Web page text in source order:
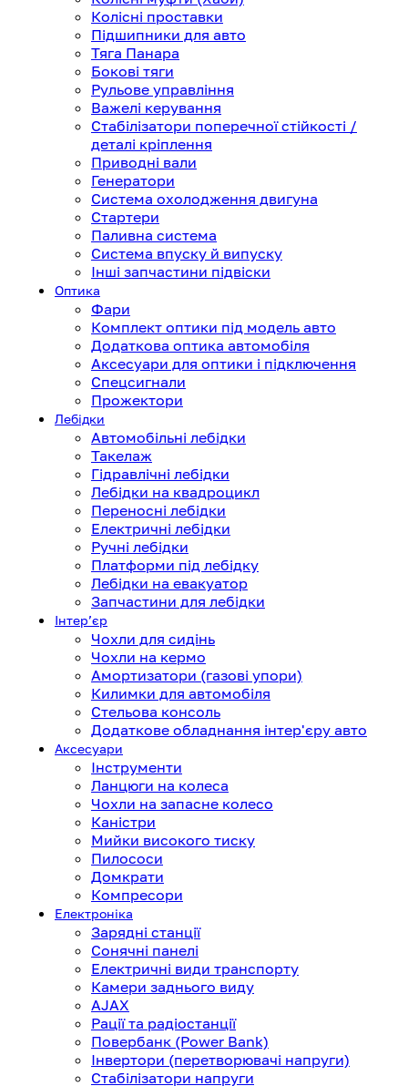
Колісні проставки
Підшипники для авто
Тяга Панара
Бокові тяги
Рульове управління
Важелі керування
Стабілізатори поперечної стійкості /
деталі кріплення
Приводні вали
Генератори
Система охолодження двигуна
Стартери
Паливна система
Система впуску й випуску
Інші запчастини підвіски
Оптика
Фари
Комплект оптики під модель авто
Додаткова оптика автомобіля
Аксесуари для оптики і підключення
Спецсигнали
Прожектори
Лебідки
Автомобільні лебідки
Такелаж
Гідравлічні лебідки
Лебідки на квадроцикл
Переносні лебідки
Електричні лебідки
Ручні лебідки
Платформи під лебідку
Лебідки на евакуатор
Запчастини для лебідки
Інтерʼєр
Чохли для сидінь
Чохли на кермо
Амортизатори (газові упори)
Килимки для автомобіля
Стельова консоль
Додаткове обладнання інтер'єру авто
Аксесуари
Інструменти
Ланцюги на колеса
Чохли на запасне колесо
Каністри
Мийки високого тиску
Пилососи
Домкрати
Компресори
Електроніка
Зарядні станції
Сонячні панелі
Електричні види транспорту
Камери заднього виду
AJAX
Рації та радіостанції
Повербанк (Power Bank)
Інвертори (перетворювачі напруги)
Стабілізатори напруги